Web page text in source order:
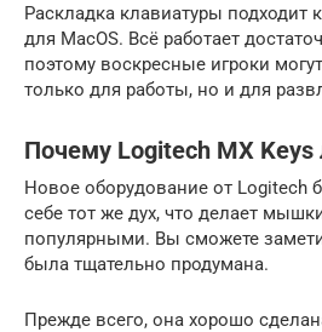
Раскладка клавиатуры подходит
для MacOS. Всё работает
поэтому воскресные игроки
только для работы, но и для
Почему Logitech MX Keys
Новое оборудование от Logitech
себе тот же дух, что делает
популярными. Вы сможете
была тщательно продумана.
Прежде всего, она хорошо